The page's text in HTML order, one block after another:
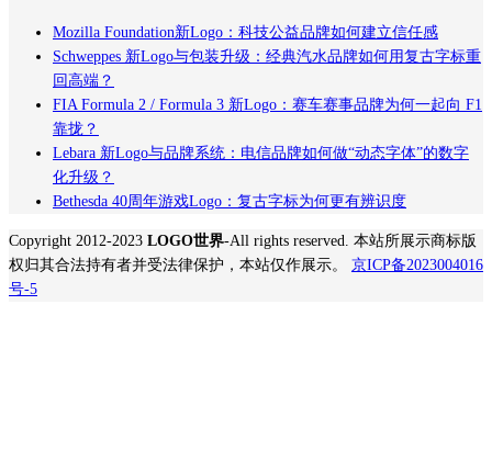
Mozilla Foundation新Logo：科技公益品牌如何建立信任感
Schweppes 新Logo与包装升级：经典汽水品牌如何用复古字标重
回高端？
FIA Formula 2 / Formula 3 新Logo：赛车赛事品牌为何一起向 F1
靠拢？
Lebara 新Logo与品牌系统：电信品牌如何做“动态字体”的数字
化升级？
Bethesda 40周年游戏Logo：复古字标为何更有辨识度
Copyright 2012-2023 LOGO世界-All rights reserved. 本站所展示商标版
权归其合法持有者并受法律保护，本站仅作展示。 京ICP备2023004016
号-5